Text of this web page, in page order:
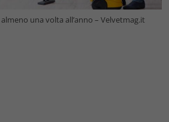
una volta all’anno – Velvetmag.it